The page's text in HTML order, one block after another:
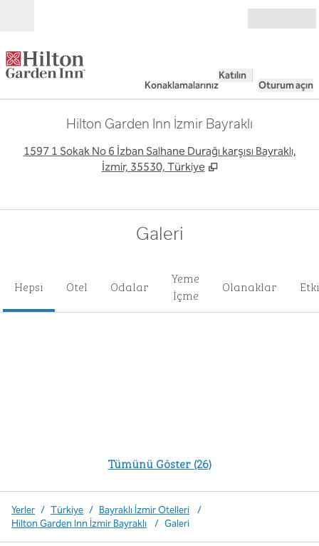
Konaklamalarınız
Katılın
Oturum açın
Hilton Garden Inn İzmir Bayraklı
1597 1 Sokak No 6 İzban Salhane Durağı karşısı Bayraklı,
İzmir, 35530, Türkiye
Galeri
Hepsi Otel Odalar
Yeme
İçme
Olanaklar
Tümünü Göster (26)
Yerler / Türkiye / Bayraklı İzmir Otelleri
/
Hilton Garden Inn İzmir Bayraklı
/ Galeri